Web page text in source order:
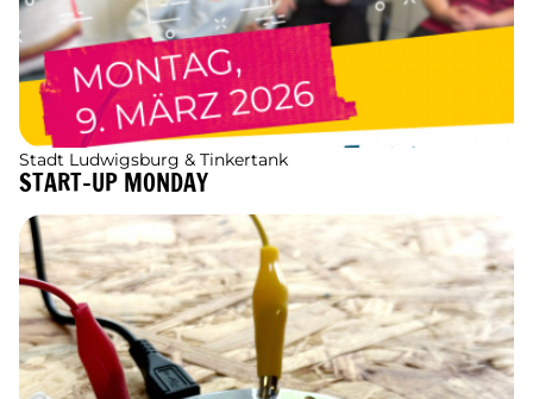
Stadt Ludwigsburg & Tinkertank
START-UP MONDAY